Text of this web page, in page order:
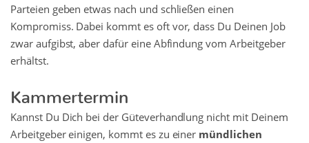
Parteien geben etwas nach und schließen einen
Kompromiss. Dabei kommt es oft vor, dass Du Deinen Job
zwar aufgibst, aber dafür eine Abfindung vom Arbeitgeber
erhältst.
Kammertermin
Kannst Du Dich bei der Güteverhandlung nicht mit Deinem
Arbeitgeber einigen, kommt es zu einer mündlichen